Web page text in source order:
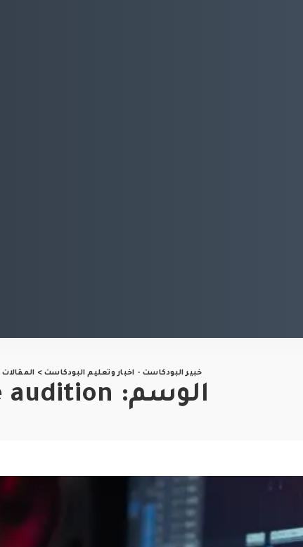
خبير البودكاست - اخبار وتعليم البودكاست> المقالات
الوسم: audition